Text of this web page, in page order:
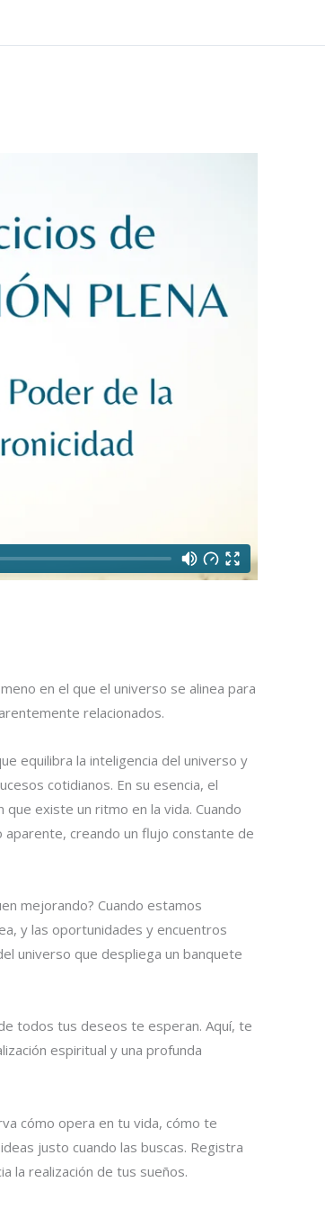
en el que el universo se alinea para
relacionados.
equilibra la inteligencia del universo y
cotidianos. En su esencia, el
existe un ritmo en la vida. Cuando
creando un flujo constante de
mejorando? Cuando estamos
y las oportunidades y encuentros
universo que despliega un banquete
todos tus deseos te esperan. Aquí, te
espiritual y una profunda
cómo opera en tu vida, cómo te
justo cuando las buscas. Registra
la realización de tus sueños.